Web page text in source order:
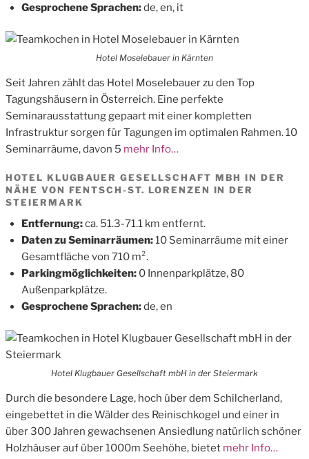
Gesprochene Sprachen:de, en, it
Hotel Moselebauer in Kärnten
Seit Jahren zählt das Hotel Moselebauer zu den Top
Tagungshäusern in Österreich. Eine perfekte
Seminarausstattung gepaart mit einer kompletten
Infrastruktur sorgen für Tagungen im optimalen Rahmen. 10
Seminarräume, davon 5 mehr Info…
HOTEL KLUGBAUER GESELLSCHAFT MBH IN DER
NÄHE VON FENTSCH-ST. LORENZEN IN DER
STEIERMARK
Entfernung:ca. 51.3-71.1 km entfernt.
Daten zu Seminarräumen:10 Seminarräume mit einer
Gesamtfläche von 710 m².
Parkingmöglichkeiten: 0 Innenparkplätze, 80
Außenparkplätze.
Gesprochene Sprachen:de, en
Hotel Klugbauer Gesellschaft mbH in der Steiermark
Durch die besondere Lage, hoch über dem Schilcherland,
eingebettet in die Wälder des Reinischkogel und einer in
über 300 Jahren gewachsenen Ansiedlung natürlich schöner
Holzhäuser auf über 1000m Seehöhe, bietet mehr Info…